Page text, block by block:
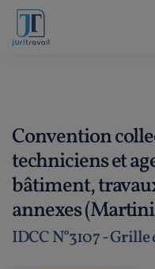
Convention
techniciens et
bâtiment,
annexes
IDCC N°3107 -